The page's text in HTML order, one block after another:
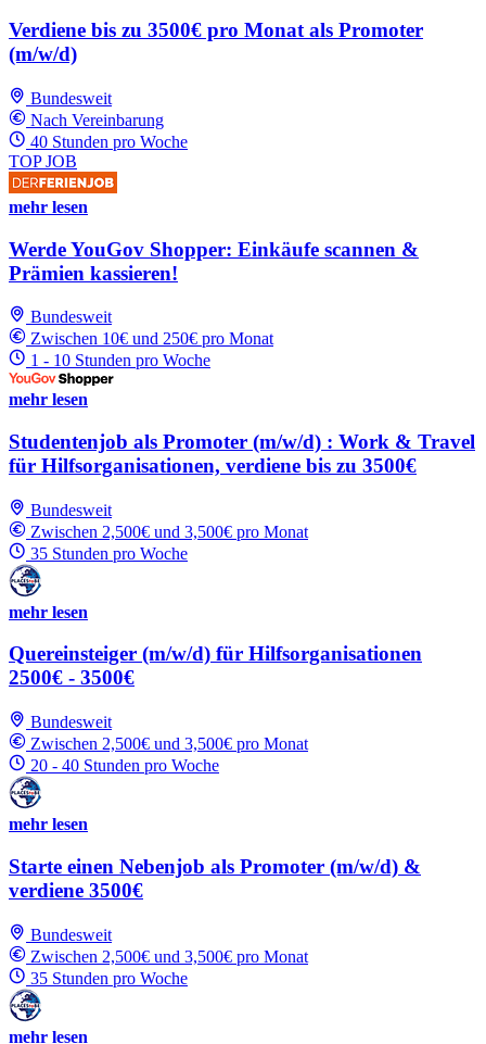
Verdiene bis zu 3500€ pro Monat als Promoter
(m/w/d)
Bundesweit
Nach Vereinbarung
40 Stunden pro Woche
TOP JOB
mehr lesen
Werde YouGov Shopper: Einkäufe scannen &
Prämien kassieren!
Bundesweit
Zwischen 10€ und 250€ pro Monat
1 - 10 Stunden pro Woche
mehr lesen
Studentenjob als Promoter (m/w/d) : Work & Travel
für Hilfsorganisationen, verdiene bis zu 3500€
Bundesweit
Zwischen 2,500€ und 3,500€ pro Monat
35 Stunden pro Woche
mehr lesen
Quereinsteiger (m/w/d) für Hilfsorganisationen
2500€ - 3500€
Bundesweit
Zwischen 2,500€ und 3,500€ pro Monat
20 - 40 Stunden pro Woche
mehr lesen
Starte einen Nebenjob als Promoter (m/w/d) &
verdiene 3500€
Bundesweit
Zwischen 2,500€ und 3,500€ pro Monat
35 Stunden pro Woche
mehr lesen